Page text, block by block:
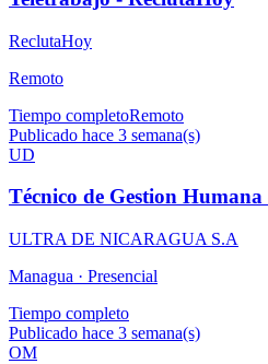
ReclutaHoy
Remoto
Tiempo completoRemoto
Publicado hace 3 semana(s)
UD
Técnico de Gestion
ULTRA DE NICARAGUA S.A
Managua · Presencial
Tiempo completo
Publicado hace 3 semana(s)
OM